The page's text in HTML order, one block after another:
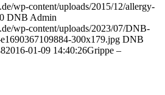
wp-content/uploads/2015/12/allergy-
DNB Admin
wp-content/uploads/2023/07/DNB-
300x179.jpg DNB
2016-01-09 14:40:26Grippe –